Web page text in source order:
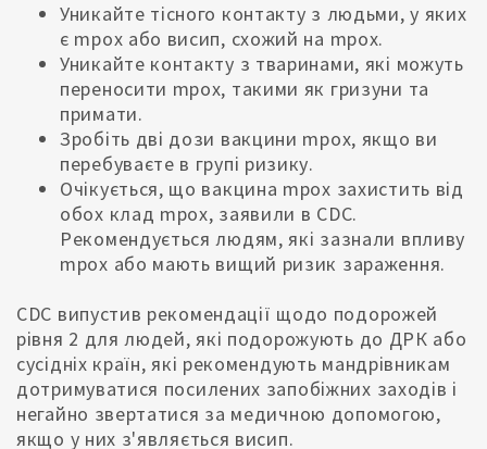
Уникайте тісного контакту з людьми, у яких
є mpox або висип, схожий на mpox.
Уникайте контакту з тваринами, які можуть
переносити mpox, такими як гризуни та
примати.
Зробіть дві дози вакцини mpox, якщо ви
перебуваєте в групі ризику.
Очікується, що вакцина mpox захистить від
обох клад mpox, заявили в CDC.
Рекомендується людям, які зазнали впливу
mpox або мають вищий ризик зараження.
CDC випустив рекомендації щодо подорожей
рівня 2 для людей, які подорожують до ДРК або
сусідніх країн, які рекомендують мандрівникам
дотримуватися посилених запобіжних заходів і
негайно звертатися за медичною допомогою,
якщо у них з'являється висип.